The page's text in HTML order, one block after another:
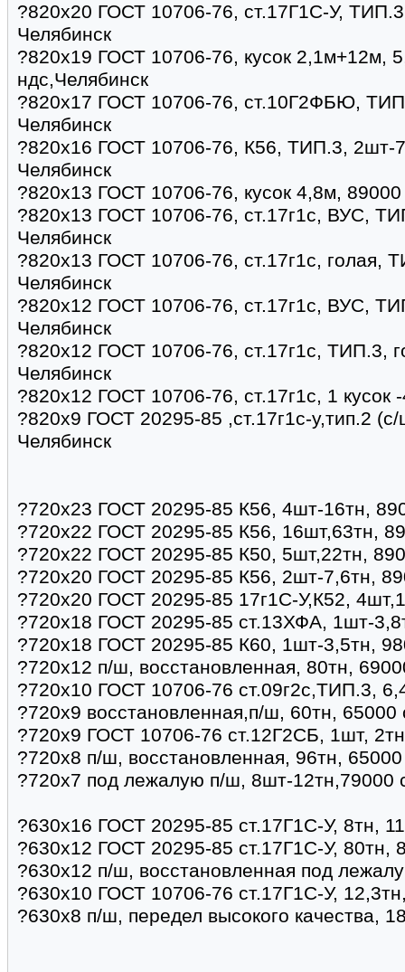
?820х20 ГОСТ 10706-76, ст.17Г1С-У,
Челябинск
?820х19 ГОСТ 10706-76, кусок 2,1м+12м,
ндс,Челябинск
?820х17 ГОСТ 10706-76, ст.10Г2ФБЮ,
Челябинск
?820х16 ГОСТ 10706-76, К56, ТИП.3, 2шт-
Челябинск
?820х13 ГОСТ 10706-76, кусок 4,8м,
?820х13 ГОСТ 10706-76, ст.17г1с, ВУС,
Челябинск
?820х13 ГОСТ 10706-76, ст.17г1с, голая,
Челябинск
?820х12 ГОСТ 10706-76, ст.17г1с, ВУС,
Челябинск
?820х12 ГОСТ 10706-76, ст.17г1с, ТИП.3,
Челябинск
?820х12 ГОСТ 10706-76, ст.17г1с, 1 кусок
?820x9 ГОСТ 20295-85 ,ст.17г1с-у,тип.2
Челябинск
?720х23 ГОСТ 20295-85 К56, 4шт-16тн,
?720х22 ГОСТ 20295-85 К56, 16шт,63тн,
?720х22 ГОСТ 20295-85 К50, 5шт,22тн,
?720х20 ГОСТ 20295-85 К56, 2шт-7,6тн,
?720х20 ГОСТ 20295-85 17г1С-У,К52,
?720х18 ГОСТ 20295-85 ст.13ХФА, 1шт-
?720х18 ГОСТ 20295-85 К60, 1шт-3,5тн,
?720х12 п/ш, восстановленная, 80тн,
?720х10 ГОСТ 10706-76 ст.09г2с,ТИП.3,
?720х9 восстановленная,п/ш, 60тн, 65000
?720х9 ГОСТ 10706-76 ст.12Г2СБ, 1шт,
?720х8 п/ш, восстановленная, 96тн,
?720х7 под лежалую п/ш, 8шт-12тн,79000
?630х16 ГОСТ 20295-85 ст.17Г1С-У, 8тн,
?630х12 ГОСТ 20295-85 ст.17Г1С-У, 80тн,
?630х12 п/ш, восстановленная под
?630х10 ГОСТ 10706-76 ст.17Г1С-У,
?630х8 п/ш, передел высокого качества,